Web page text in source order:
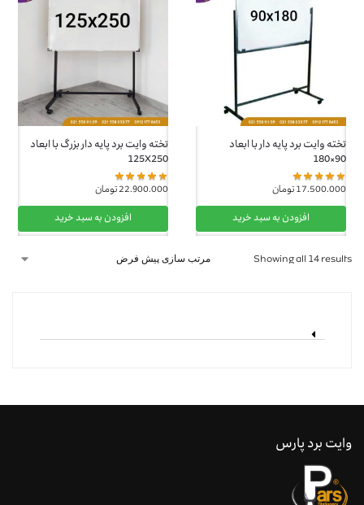
تخته وایت برد پایه دار با ابعاد
90×180
17.500.000تومان
افزودن به سبد خرید
تخته وایت برد پایه دار بزرگ با ابعاد
125X250
22.900.000تومان
افزودن به سبد خرید
Showing all 14 results
وایت برد پارس